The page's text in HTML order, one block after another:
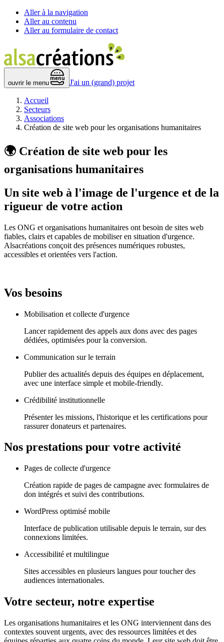
Aller à la navigation
Aller au contenu
Aller au formulaire de contact
ouvrir le menu
menu
J'ai un (grand) projet
Accueil
Secteurs
Associations
Création de site web pour les organisations humanitaires
🌍 Création de site web pour les
organisations humanitaires
Un site web à l'image de l'urgence et de la
rigueur de votre action
Les ONG et organisations humanitaires ont besoin de sites web
fiables, clairs et capables de mobiliser en situation d'urgence.
Alsacréations conçoit des présences numériques robustes,
accessibles et orientées vers l'action.
Vos besoins
Mobilisation et collecte d'urgence
Lancer rapidement des appels aux dons avec des pages
dédiées, optimisées pour la conversion.
Communication sur le terrain
Publier des actualités depuis des équipes en déplacement,
avec une interface simple et mobile-friendly.
Crédibilité institutionnelle
Présenter les missions, l'historique et les certifications pour
rassurer donateurs et partenaires.
Nos prestations pour votre activité
Pages de collecte d'urgence
Création rapide de pages de campagne avec formulaires de
don intégrés et suivi des contributions.
WordPress optimisé mobile
Interface de publication utilisable depuis le terrain, sur des
connexions limitées.
Accessibilité et multilingue
Sites accessibles en plusieurs langues pour toucher des
audiences internationales.
Votre secteur, notre expertise
Les organisations humanitaires et les ONG interviennent dans des
contextes souvent urgents, avec des ressources limitées et des